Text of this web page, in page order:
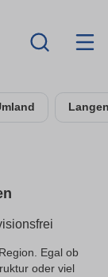
Egal ob
oder viel